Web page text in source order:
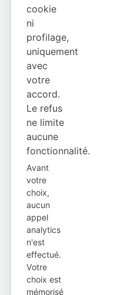
cookie
ni
profilage,
uniquement
avec
votre
accord.
Le refus
ne limite
aucune
fonctionnalité.
Avant
votre
choix,
aucun
appel
analytics
n'est
effectué.
Votre
choix est
mémorisé